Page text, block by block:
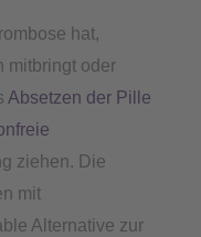
hat,
mitbringt oder
Absetzen der Pille
ziehen. Die
mit
Alternative zur